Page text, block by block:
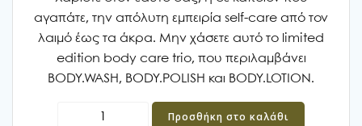
αγαπάτε, την απόλυτη εμπειρία self-care από τον
λαιμό έως τα άκρα. Μην χάσετε αυτό το limited
edition body care trio, που περιλαμβάνει
BODY.WASH, BODY.POLISH και BODY.LOTION.
KEVIN
Προσθήκη στο καλάθι